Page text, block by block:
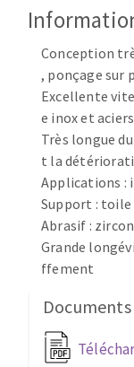
Meules
Brosses
Meules
Feutres à
Bandes
Rouleaux
Scies à
Perceuses
Tourets
Conception
, ponçage sur
Excellente
e inox et
Très longue
t la
Applications :
Support : toile
Abrasif :
Grande
ffement
Documents